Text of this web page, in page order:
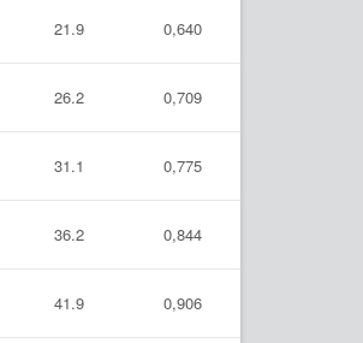
21.9 0,640
26.2 0,709
31.1 0,775
36.2 0,844
41.9 0,906